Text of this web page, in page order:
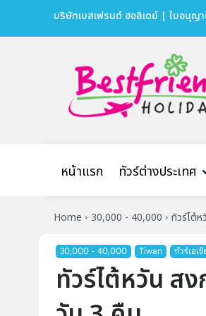
บริษัทเบสเฟรนด์ ฮอลิเดย์ | ใบอนุญ
หน้าแรก ทัวร์ต่างประเทศ
Home 30,000 - 40,000 ทัวร์ไต้ห
30,000 - 40,000 Tiwan ทัวร์เอเชี
ทัวร์ไต้หวัน ส